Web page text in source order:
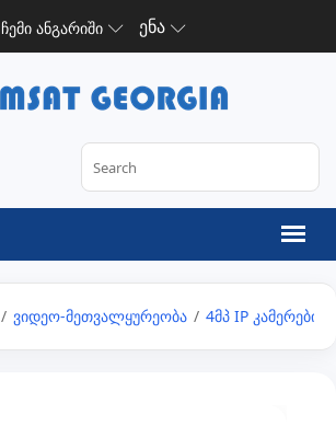
ჩემი ანგარიში ენა
/ ვიდეო-მეთვალყურეობა / 4მპ IP კამერები